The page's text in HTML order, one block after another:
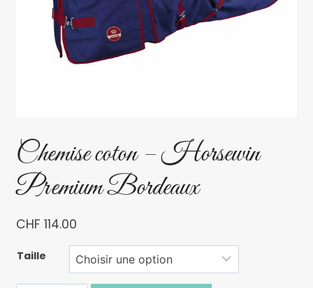
Chemise coton – Horsewin
Premium Bordeaux
CHF 114.00
Taille